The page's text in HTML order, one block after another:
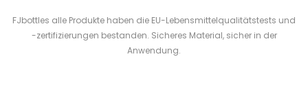
FJbottles alle Produkte haben die EU-Lebensmittelqualitätstests und
-zertifizierungen bestanden. Sicheres Material, sicher in der
Anwendung.